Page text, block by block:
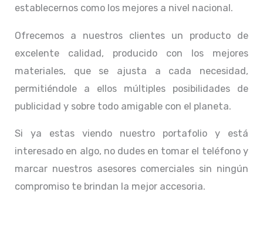
establecernos como los mejores a nivel nacional.
Ofrecemos a nuestros clientes un producto de
excelente calidad, producido con los mejores
materiales, que se ajusta a cada necesidad,
permitiéndole a ellos múltiples posibilidades de
publicidad y sobre todo amigable con el planeta.
Si ya estas viendo nuestro portafolio y está
interesado en algo, no dudes en tomar el teléfono y
marcar nuestros asesores comerciales sin ningún
compromiso te brindan la mejor accesoria.